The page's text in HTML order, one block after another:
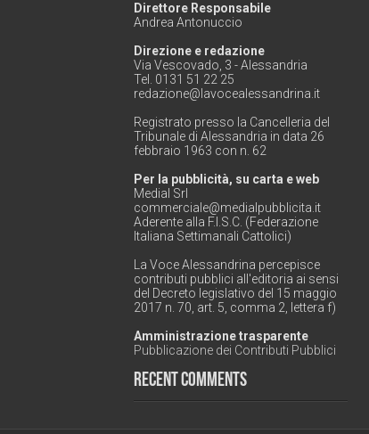
Direttore Responsabile
Andrea Antonuccio
Direzione e redazione
Via Vescovado, 3 - Alessandria
Tel. 0131 51 22 25
redazione@lavocealessandrina.it
Registrato presso la Cancelleria del
Tribunale di Alessandria in data 26
febbraio 1963 con n. 62
Per la pubblicità, su carta e web
Medial Srl
commerciale@medialpubblicita.it
Aderente alla F.I.S.C. (Federazione
Italiana Settimanali Cattolici)
La Voce Alessandrina percepisce
contributi pubblici all'editoria ai sensi
del Decreto legislativo del 15 maggio
2017 n. 70, art. 5, comma 2, lettera f)
Amministrazione trasparente
Pubblicazione dei Contributi Pubblici
Recent Comments